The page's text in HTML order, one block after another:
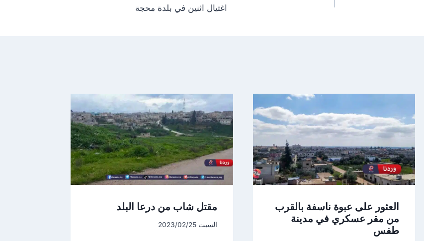
اغتيال اثنين في بلدة محجة
العثور على عبوة ناسفة بالقرب
من مقر عسكري في مدينة
طفس
مقتل شاب من درعا البلد
السبت 2023/02/25